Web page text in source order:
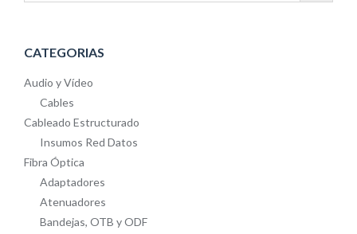
CATEGORIAS
Audio y Vídeo
Cables
Cableado Estructurado
Insumos Red Datos
Fibra Óptica
Adaptadores
Atenuadores
Bandejas, OTB y ODF